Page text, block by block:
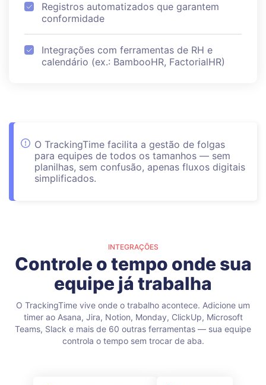
Registros automatizados que garantem
conformidade
Integrações com ferramentas de RH e
calendário (ex.: BambooHR, FactorialHR)
O TrackingTime facilita a gestão de folgas
para equipes de todos os tamanhos — sem
planilhas, sem confusão, apenas fluxos digitais
simplificados.
INTEGRAÇÕES
Controle o tempo onde sua
equipe já trabalha
O TrackingTime vive onde o trabalho acontece. Adicione um
timer ao Asana, Jira, Notion, Monday, ClickUp, Microsoft
Teams, Slack e mais de 60 outras ferramentas — sua equipe
controla o tempo sem trocar de aba.